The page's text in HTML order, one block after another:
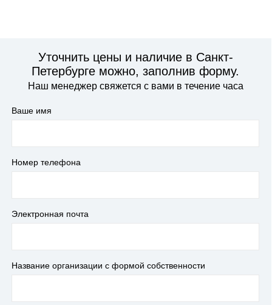
Уточнить цены и наличие в Санкт-
Петербурге можно, заполнив форму.
Наш менеджер свяжется с вами в течение часа
Ваше имя
Номер телефона
Электронная почта
Название организации с формой собственности